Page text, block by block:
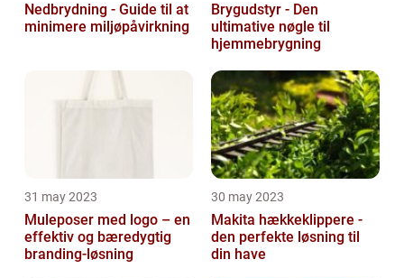
Nedbrydning - Guide til at
minimere miljøpåvirkning
Brygudstyr - Den
ultimative nøgle til
hjemmebrygning
31 may 2023
Muleposer med logo – en
effektiv og bæredygtig
branding-løsning
30 may 2023
Makita hækkeklippere -
den perfekte løsning til
din have